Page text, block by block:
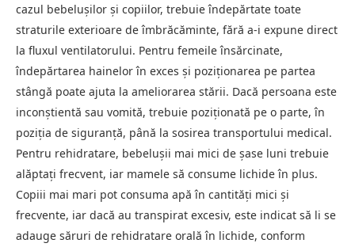
cazul bebeluşilor şi copiilor, trebuie îndepărtate toate
straturile exterioare de îmbrăcăminte, fără a-i expune direct
la fluxul ventilatorului. Pentru femeile însărcinate,
îndepărtarea hainelor în exces şi poziţionarea pe partea
stângă poate ajuta la ameliorarea stării. Dacă persoana este
inconştientă sau vomită, trebuie poziţionată pe o parte, în
poziţia de siguranţă, până la sosirea transportului medical.
Pentru rehidratare, bebeluşii mai mici de şase luni trebuie
alăptaţi frecvent, iar mamele să consume lichide în plus.
Copiii mai mari pot consuma apă în cantităţi mici şi
frecvente, iar dacă au transpirat excesiv, este indicat să li se
adauge săruri de rehidratare orală în lichide, conform